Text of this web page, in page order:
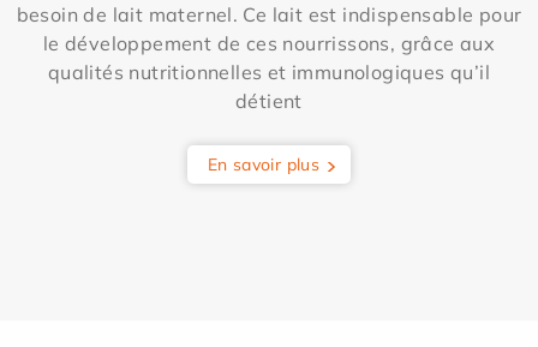
besoin de lait maternel. Ce lait est indispensable pour
le développement de ces nourrissons, grâce aux
qualités nutritionnelles et immunologiques qu’il
détient
En savoir plus